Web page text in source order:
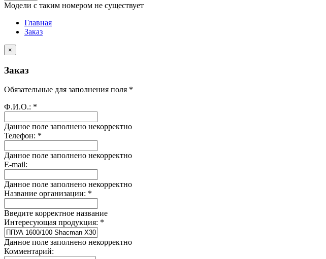
Модели с таким номером не существует
Главная
Заказ
×
Заказ
Обязательные для заполнения поля *
Ф.И.О.: *
Данное поле заполнено некорректно
Телефон: *
Данное поле заполнено некорректно
E-mail:
Данное поле заполнено некорректно
Название организации: *
Введите корректное название
Интересующая продукция: *
Данное поле заполнено некорректно
Комментарий: